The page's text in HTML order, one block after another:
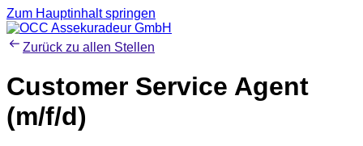
Zum Hauptinhalt springen
Zurück zu allen Stellen
Customer Service Agent
(m/f/d)